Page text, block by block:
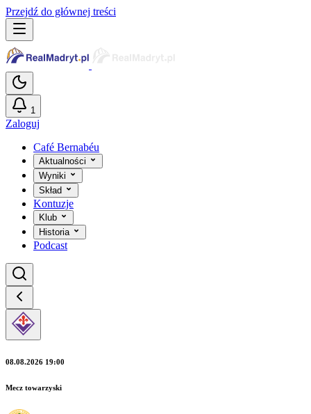
Przejdź do głównej treści
1
Zaloguj
Café Bernabéu
Aktualności
Wyniki
Skład
Kontuzje
Klub
Historia
Podcast
08.08.2026 19:00
Mecz towarzyski